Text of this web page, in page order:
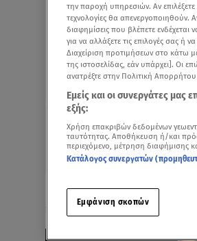
H εξαιρετική ερμηνεία
την πρόκριση στον μεγάλο
την παροχή υπηρεσιών. Αν
τεχνολογίες θα απενεργοποιηθούν.
διαφημίσεις που βλέπετε ενδέχεται
για να αλλάξετε τις επιλογές σας
Διαχείριση προτιμήσεων στο κάτω
της ιστοσελίδας, εάν υπάρχει]. Οι
ανατρέξτε στην Πολιτική
Εμείς και οι συνεργάτες
εξής:
Χρήση επακριβών δεδομένων
ταυτότητας. Αποθήκευση ή/και
περιεχόμενο, μέτρηση διαφήμισης
Κατάλογος συνεργατών
Εμφάνιση σκοπών